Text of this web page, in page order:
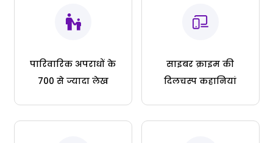
पारिवारिक अपराधों के
700 से ज्यादा लेख
साइबर क्राइम की
दिलचस्प कहानियां